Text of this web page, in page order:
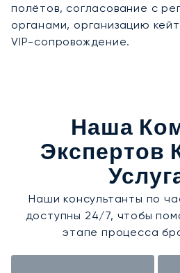
полётов, согласование с
органами, организацию
VIP-сопровождение.
Наша
Экспертов
Наши консультанты по
доступны 24/7, чтобы
этапе процесса